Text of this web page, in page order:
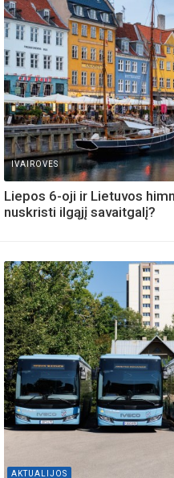
IVAIROVES
Liepos 6-oji ir Lietuvos
nuskristi ilgąjį savaitgalį?
AKTUALIJOS